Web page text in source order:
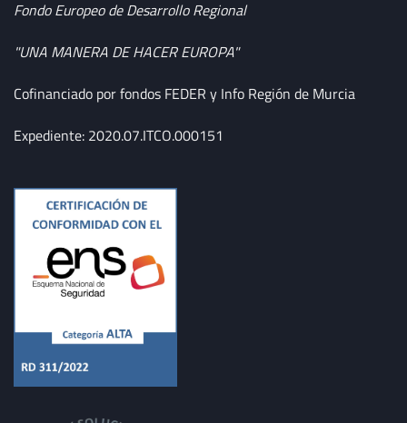
Fondo Europeo de Desarrollo Regional
"UNA MANERA DE HACER EUROPA"
Cofinanciado por fondos FEDER y Info Región de Murcia
Expediente: 2020.07.ITCO.000151